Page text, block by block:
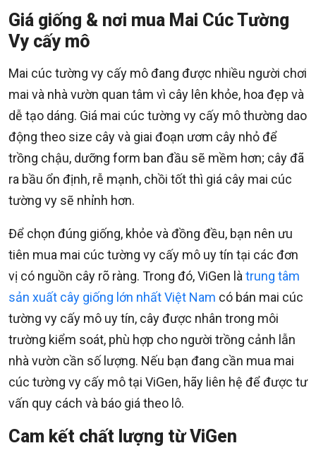
Giá giống & nơi mua Mai Cúc Tường
Vy cấy mô
Mai cúc tường vy cấy mô đang được nhiều người chơi
mai và nhà vườn quan tâm vì cây lên khỏe, hoa đẹp và
dễ tạo dáng. Giá mai cúc tường vy cấy mô thường dao
động theo size cây và giai đoạn ươm cây nhỏ để
trồng chậu, dưỡng form ban đầu sẽ mềm hơn; cây đã
ra bầu ổn định, rễ mạnh, chồi tốt thì giá cây mai cúc
tường vy sẽ nhỉnh hơn.
Để chọn đúng giống, khỏe và đồng đều, bạn nên ưu
tiên mua mai cúc tường vy cấy mô uy tín tại các đơn
vị có nguồn cây rõ ràng. Trong đó, ViGen là trung tâm
sản xuất cây giống lớn nhất Việt Nam có bán mai cúc
tường vy cấy mô uy tín, cây được nhân trong môi
trường kiểm soát, phù hợp cho người trồng cảnh lẫn
nhà vườn cần số lượng. Nếu bạn đang cần mua mai
cúc tường vy cấy mô tại ViGen, hãy liên hệ để được tư
vấn quy cách và báo giá theo lô.
Cam kết chất lượng từ ViGen